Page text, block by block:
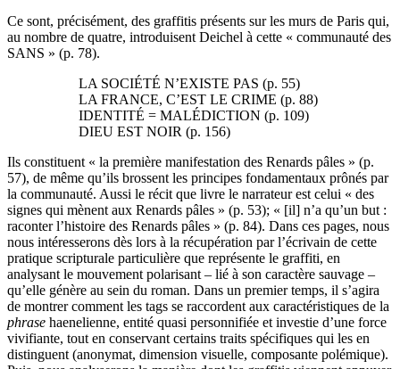
Ce sont, précisément, des graffitis présents sur les murs de Paris qui,
au nombre de quatre, introduisent Deichel à cette « communauté des
SANS » (p. 78).
LA SOCIÉTÉ N’EXISTE PAS (p. 55)
LA FRANCE, C’EST LE CRIME (p. 88)
IDENTITÉ = MALÉDICTION (p. 109)
DIEU EST NOIR (p. 156)
Ils constituent « la première manifestation des Renards pâles » (p.
57), de même qu’ils brossent les principes fondamentaux prônés par
la communauté. Aussi le récit que livre le narrateur est celui « des
signes qui mènent aux Renards pâles » (p. 53); « [il] n’a qu’un but :
raconter l’histoire des Renards pâles » (p. 84). Dans ces pages, nous
nous intéresserons dès lors à la récupération par l’écrivain de cette
pratique scripturale particulière que représente le graffiti, en
analysant le mouvement polarisant – lié à son caractère sauvage –
qu’elle génère au sein du roman. Dans un premier temps, il s’agira
de montrer comment les tags se raccordent aux caractéristiques de la
phrase haenelienne, entité quasi personnifiée et investie d’une force
vivifiante, tout en conservant certains traits spécifiques qui les en
distinguent (anonymat, dimension visuelle, composante polémique).